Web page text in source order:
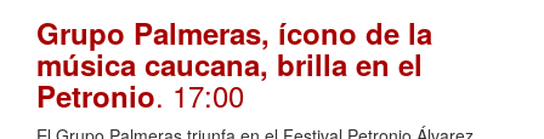
Grupo Palmeras, ícono de la
música caucana, brilla en el
Petronio. 17:00